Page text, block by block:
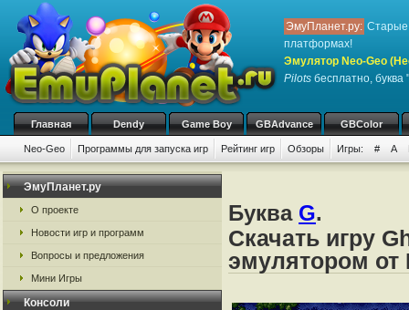
ЭмуПланет.ру: Старые
платформах!
Эмулятор Neo-Geo
Pilots бесплатно, буква
Главная Dendy Game Boy GBAdvance GBColor
Neo-Geo Программы для запуска игр Рейтинг игр Обзоры Игры: # A
ЭмуПланет.ру
О проекте
Новости игр и программ
Вопросы и предложения
Мини Игры
Консоли
Буква G.
Скачать игру
эмулятором от